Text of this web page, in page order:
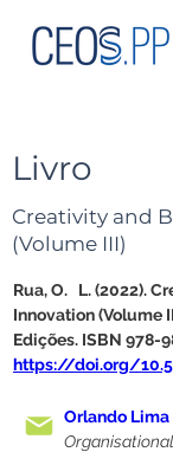
Livro
Creativity and
(Volume III)
Rua, O.   L. (2022).
Innovation (Volume
Edições. ISBN 978-
https://doi.org/
Orlando Lima